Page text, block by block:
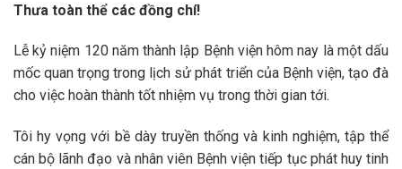
Thưa toàn thể các đồng chí!
Lễ kỷ niệm 120 năm thành lập Bệnh viện hôm nay là một dấu
mốc quan trọng trong lịch sử phát triển của Bệnh viện, tạo đà
cho việc hoàn thành tốt nhiệm vụ trong thời gian tới.
Tôi hy vọng với bề dày truyền thống và kinh nghiệm, tập thể
cán bộ lãnh đạo và nhân viên Bệnh viện tiếp tục phát huy tinh